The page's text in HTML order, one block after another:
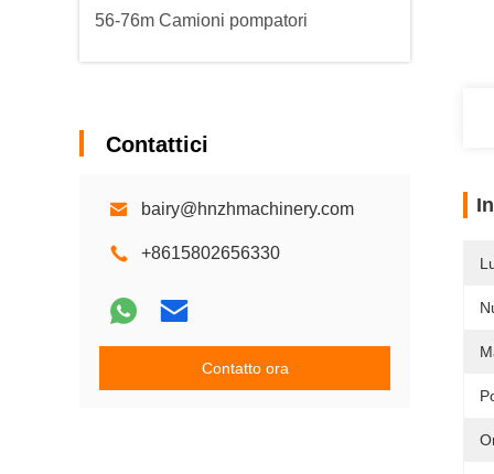
56-76m Camioni pompatori
Contattici
bairy@hnzhmachinery.com
+8615802656330
Contatto ora